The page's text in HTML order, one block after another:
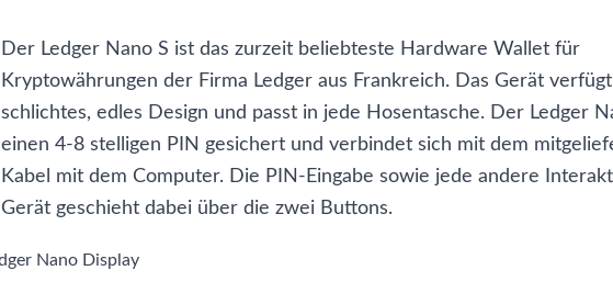
Der Ledger Nano S ist das zurzeit beliebteste Hardware Wallet für
Kryptowährungen der Firma Ledger aus Frankreich. Das Gerät
schlichtes, edles Design und passt in jede Hosentasche. Der Ledger
einen 4-8 stelligen PIN gesichert und verbindet sich mit dem
Kabel mit dem Computer. Die PIN-Eingabe sowie jede andere
Gerät geschieht dabei über die zwei Buttons.